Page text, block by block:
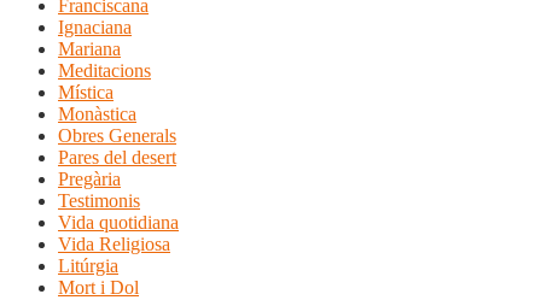
Franciscana
Ignaciana
Mariana
Meditacions
Mística
Monàstica
Obres Generals
Pares del desert
Pregària
Testimonis
Vida quotidiana
Vida Religiosa
Litúrgia
Mort i Dol